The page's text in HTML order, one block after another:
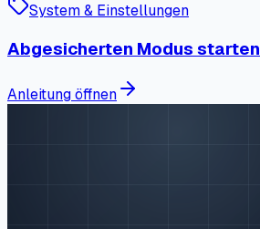
System & Einstellungen
Abgesicherten Modus starten
Anleitung öffnen